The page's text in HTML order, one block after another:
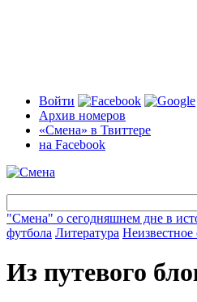
Войти
Архив номеров
«Смена» в Твиттере
на Facebook
"Смена" о сегодняшнем дне в
футбола Литература Неизвестное
Из путевого